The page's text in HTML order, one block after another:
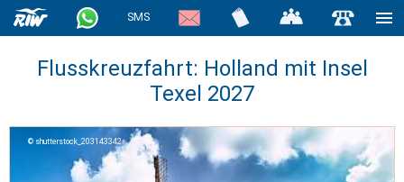
SMS
Flusskreuzfahrt: Holland mit Insel
Texel 2027
shutterstock_203143342